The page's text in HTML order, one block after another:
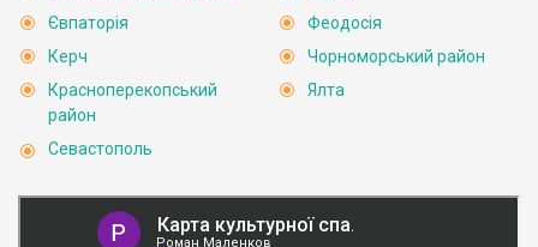
Євпаторія
Керч
Красноперекопський
район
Севастополь
Феодосія
Чорноморський район
Ялта